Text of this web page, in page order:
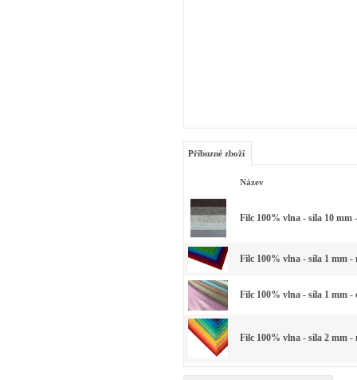
Příbuzné zboží
Název
Filc 100% vlna - síla 10 mm
Filc 100% vlna - síla 1 mm -
Filc 100% vlna - síla 1 mm
Filc 100% vlna - síla 2 mm -